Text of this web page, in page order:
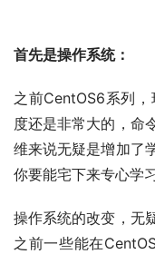
首先是操作系统：
之前CentOS6系列
度还是非常大的，命
维来说无疑是增加了
你要能宅下来专心学习
操作系统的改变，无
之前一些能在